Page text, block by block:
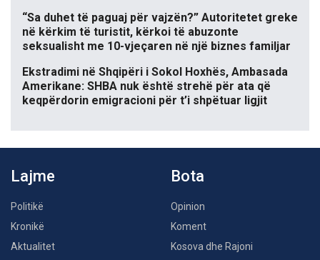
“Sa duhet të paguaj për vajzën?” Autoritetet greke
në kërkim të turistit, kërkoi të abuzonte
seksualisht me 10-vjeçaren në një biznes familjar
Ekstradimi në Shqipëri i Sokol Hoxhës, Ambasada
Amerikane: SHBA nuk është strehë për ata që
keqpërdorin emigracioni për t’i shpëtuar ligjit
Lajme
Politikë
Kronikë
Aktualitet
Bota
Opinion
Koment
Kosova dhe Rajoni